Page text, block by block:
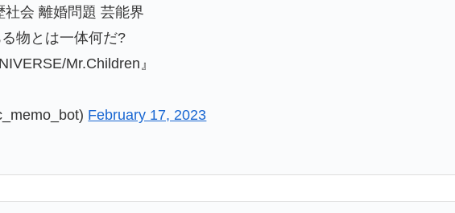
社会 離婚問題 芸能界
物とは一体何だ?
Mr.Children』
February 17, 2023